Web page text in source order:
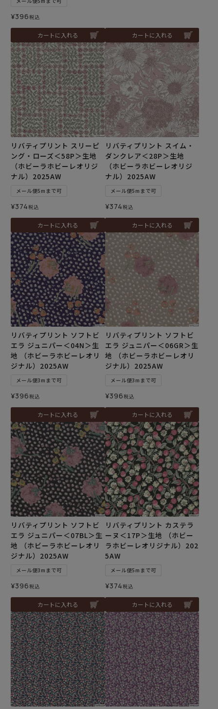
¥396税込
カートに入れる カートに入れる
リバティプリント スリーピ
ング・ローズ＜58P＞生地
（ホビーラホビーレオリジ
ナル）2025AW
メール便5mまで可
¥374税込
カートに入れる
リバティプリント スイム・
ダンクレア＜28P＞生地
（ホビーラホビーレオリジ
ナル）2025AW
メール便5mまで可
¥374税込
カートに入れる
リバティプリント ソフトビ
エラ ジュニパー＜04N＞生
地 （ホビーラホビーレオリ
ジナル）2025AW
メール便3mまで可
¥396税込
カートに入れる
リバティプリント ソフトビ
エラ ジュニパー＜06GR＞生
地 （ホビーラホビーレオリ
ジナル）2025AW
メール便3mまで可
¥396税込
カートに入れる
リバティプリント ソフトビ
エラ ジュニパー＜07BL＞生
地 （ホビーラホビーレオリ
ジナル）2025AW
メール便3mまで可
¥396税込
カートに入れる
リバティプリント カステラ
ーヌ＜17P＞生地 （ホビー
ラホビーレオリジナル）202
5AW
メール便5mまで可
¥374税込
カートに入れる